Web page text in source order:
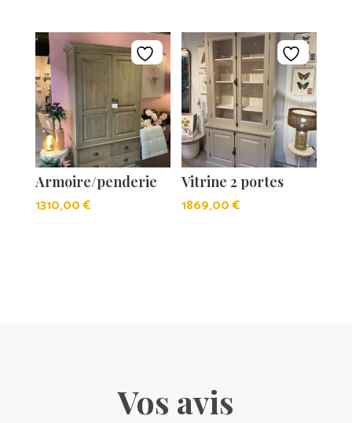
prix :
à
Armoire/penderie
1310,00€
Vitrine 2 portes
1869,00€
Vos avis